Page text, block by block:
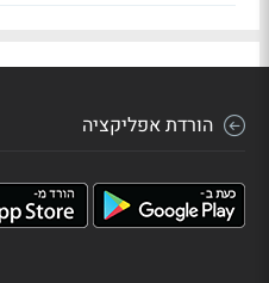
הורדת אפליקציה